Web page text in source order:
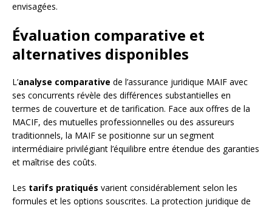
envisagées.
Évaluation comparative et
alternatives disponibles
L’analyse comparative de l’assurance juridique MAIF avec
ses concurrents révèle des différences substantielles en
termes de couverture et de tarification. Face aux offres de la
MACIF, des mutuelles professionnelles ou des assureurs
traditionnels, la MAIF se positionne sur un segment
intermédiaire privilégiant l’équilibre entre étendue des garanties
et maîtrise des coûts.
Les tarifs pratiqués varient considérablement selon les
formules et les options souscrites. La protection juridique de